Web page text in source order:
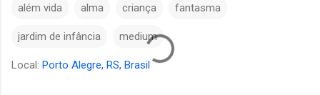
além vida alma criança fantasma
jardim de infância medium
Local: Porto Alegre, RS, Brasil